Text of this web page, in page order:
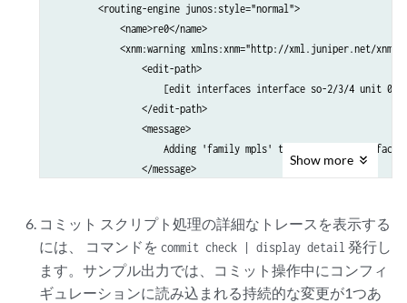
        <routing-engine junos:style="normal">
            <name>re0</name>
<xnm:warning xmlns:xnm="http://xml.juniper.net/xnm/
                <edit-path>
                    [edit interfaces interface so-2/3/4 unit 0]
                </edit-path>
                <message>
                    Adding 'family mpls' to SONET/SDH interface.
                </message>
        </routing-engine>
    </commit-results>
</rpc-reply>
Show more
コミット スクリプト処理の詳細なトレースを表示する
には、 コマンドを commit check | display detail 発行し
ます。サンプル出力では、コミット操作中にコンフィ
ギュレーションに読み込まれる持続的な変更が1つあ